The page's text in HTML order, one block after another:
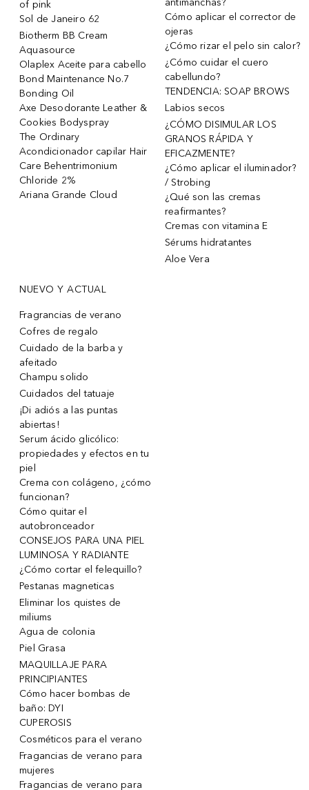
of pink
Sol de Janeiro 62
Biotherm BB Cream
Aquasource
Olaplex Aceite para cabello
Bond Maintenance No.7
Bonding Oil
Axe Desodorante Leather &
Cookies Bodyspray
The Ordinary
Acondicionador capilar Hair
Care Behentrimonium
Chloride 2%
Ariana Grande Cloud
antimanchas?
Cómo aplicar el corrector de
ojeras
¿Cómo rizar el pelo sin calor?
¿Cómo cuidar el cuero
cabellundo?
TENDENCIA: SOAP BROWS
Labios secos
¿CÓMO DISIMULAR LOS
GRANOS RÁPIDA Y
EFICAZMENTE?
¿Cómo aplicar el iluminador?
/ Strobing
¿Qué son las cremas
reafirmantes?
Cremas con vitamina E
Sérums hidratantes
Aloe Vera
NUEVO Y ACTUAL
Fragrancias de verano
Cofres de regalo
Cuidado de la barba y
afeitado
Champu solido
Cuidados del tatuaje
¡Di adiós a las puntas
abiertas!
Serum ácido glicólico:
propiedades y efectos en tu
piel
Crema con colágeno, ¿cómo
funcionan?
Cómo quitar el
autobronceador
CONSEJOS PARA UNA PIEL
LUMINOSA Y RADIANTE
¿Cómo cortar el felequillo?
Pestanas magneticas
Eliminar los quistes de
miliums
Agua de colonia
Piel Grasa
MAQUILLAJE PARA
PRINCIPIANTES
Cómo hacer bombas de
baño: DYI
CUPEROSIS
Cosméticos para el verano
Fragancias de verano para
mujeres
Fragancias de verano para